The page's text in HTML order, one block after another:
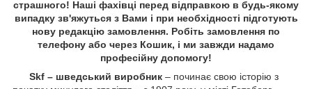
страшного! Наші фахівці перед відправкою в будь-якому
випадку зв'яжуться з Вами і при необхідності підготують
нову редакцію замовлення. Робіть замовлення по
телефону або через Кошик, і ми завжди надамо
професійну допомогу!
Skf – шведський виробник – починає свою історію з